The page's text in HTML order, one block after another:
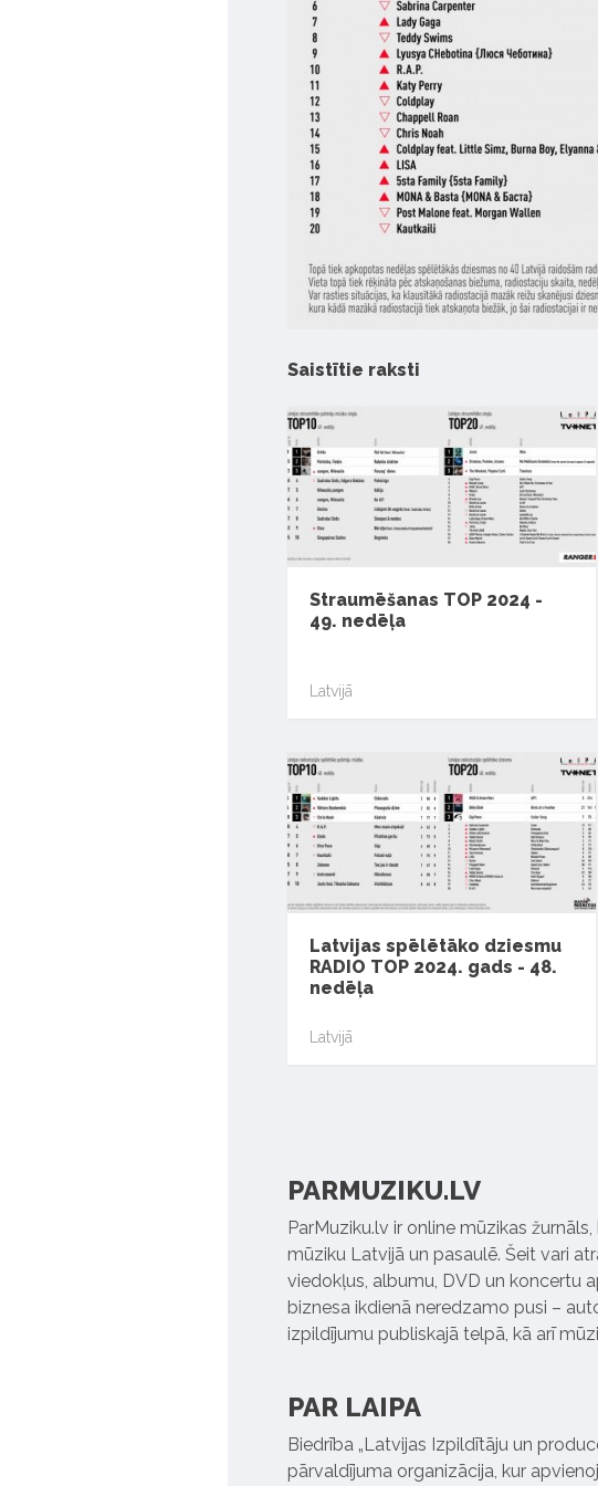
Saistītie raksti
Straumēšanas TOP 2024 -
49. nedēļa
Latvijā
Latvijas spēlētāko dziesmu
RADIO TOP 2024. gads - 48.
nedēļa
Latvijā
PARMUZIKU.LV
ParMuziku.lv ir online mūzikas
mūziku Latvijā un pasaulē. Šeit vari
viedokļus, albumu, DVD un koncertu
biznesa ikdienā neredzamo pusi –
izpildījumu publiskajā telpā, kā arī
PAR LAIPA
Biedrība „Latvijas Izpildītāju un
pārvaldījuma organizācija, kur